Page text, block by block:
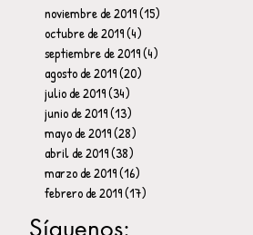
noviembre de 2019(15)
octubre de 2019(4)
septiembre de 2019(4)
agosto de 2019(20)
julio de 2019(34)
junio de 2019(13)
mayo de 2019(28)
abril de 2019(38)
marzo de 2019(16)
febrero de 2019(17)
Síguenos: